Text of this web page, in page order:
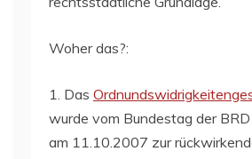
Woher das?:
1. Das
wurde vom Bundestag der
am 11.10.2007 zur